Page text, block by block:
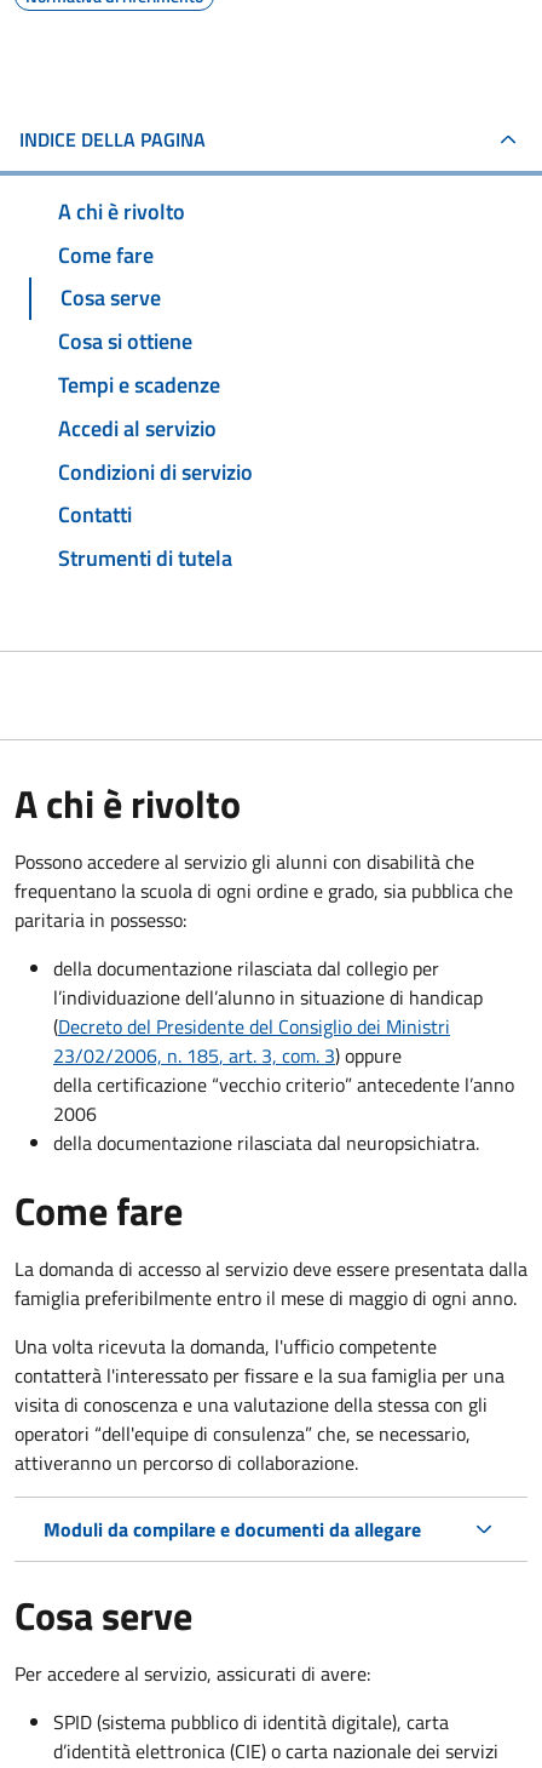
INDICE DELLA PAGINA
A chi è rivolto
Come fare
Cosa serve
Cosa si ottiene
Tempi e scadenze
Accedi al servizio
Condizioni di servizio
Contatti
Strumenti di tutela
A chi è rivolto
Possono accedere al servizio gli alunni con disabilità che
frequentano la scuola di ogni ordine e grado, sia pubblica che
paritaria in possesso:
della documentazione rilasciata dal collegio per
l’individuazione dell’alunno in situazione di handicap
(Decreto del Presidente del Consiglio dei Ministri
23/02/2006, n. 185, art. 3, com. 3) oppure
della certificazione “vecchio criterio” antecedente l’anno
2006
della documentazione rilasciata dal neuropsichiatra.
Come fare
La domanda di accesso al servizio deve essere presentata dalla
famiglia preferibilmente entro il mese di maggio di ogni anno.
Una volta ricevuta la domanda, l'ufficio competente
contatterà l'interessato per fissare e la sua famiglia per una
visita di conoscenza e una valutazione della stessacon gli
operatori “dell'equipe di consulenza” che, se necessario,
attiveranno un percorso di collaborazione.
Moduli da compilare e documenti da allegare
Cosa serve
Per accedere al servizio, assicurati di avere:
SPID (sistema pubblico di identità digitale), carta
d’identità elettronica (CIE) o carta nazionale dei servizi